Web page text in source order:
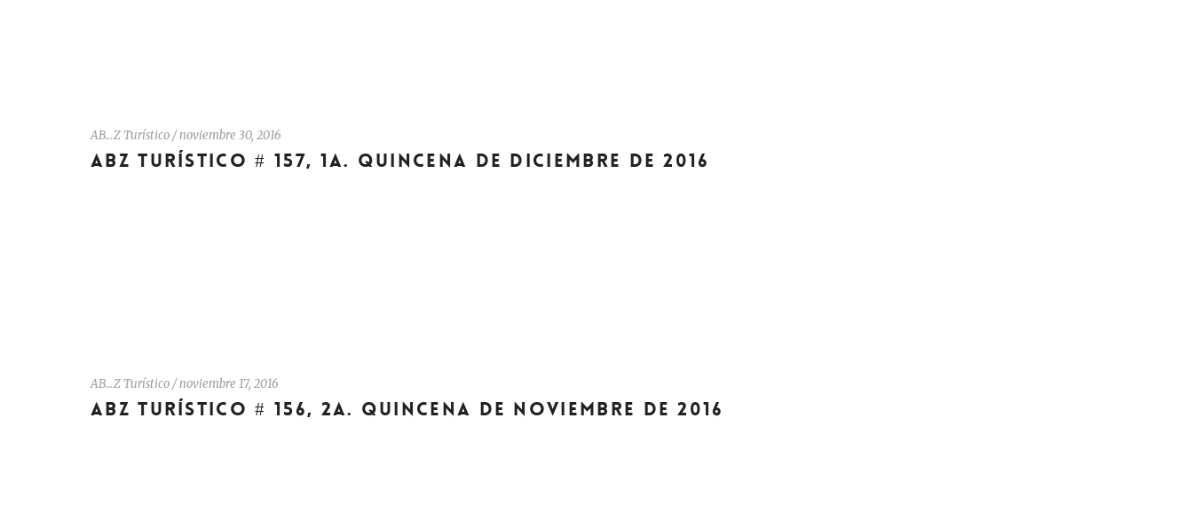
AB…Z Turístico/noviembre 30, 2016
ABZ TURÍSTICO # 157, 1A. QUINCENA DE DICIEMBRE DE 2016
AB…Z Turístico/noviembre 17, 2016
ABZ TURÍSTICO # 156, 2A. QUINCENA DE NOVIEMBRE DE 2016